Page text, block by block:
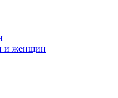
и женщин